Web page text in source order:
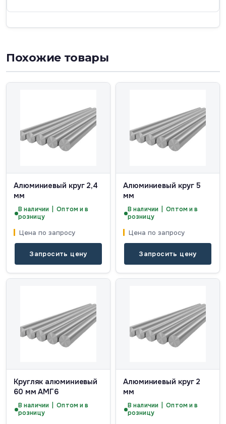
Похожие товары
Алюминиевый круг 2,4
мм
В наличии | Оптом и в
розницу
Цена по запросу
Запросить цену
Алюминиевый круг 5
мм
В наличии | Оптом и в
розницу
Цена по запросу
Запросить цену
Кругляк алюминиевый
60 мм АМГ6
В наличии | Оптом и в
розницу
Алюминиевый круг 2
мм
В наличии | Оптом и в
розницу